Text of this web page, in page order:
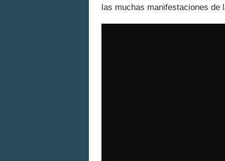
las muchas manifestaciones de